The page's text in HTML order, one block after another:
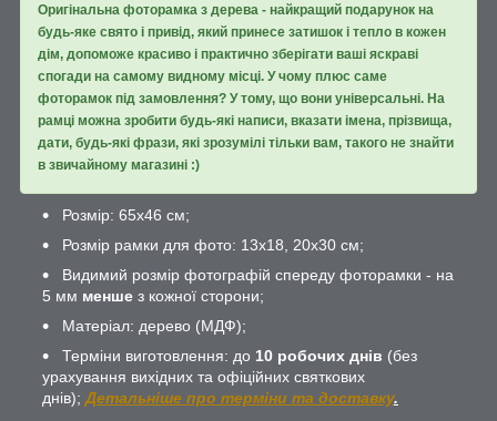
Оригінальна фоторамка з дерева - найкращий подарунок на
будь-яке свято і привід, який принесе затишок і тепло в кожен
дім, допоможе красиво і практично зберігати ваші яскраві
спогади на самому видному місці. У чому плюс саме
фоторамок під замовлення? У тому, що вони універсальні. На
рамці можна зробити будь-які написи, вказати імена, прізвища,
дати, будь-які фрази, які зрозумілі тільки вам, такого не знайти
в звичайному магазині :)
Розмір: 65х46 см;
Розмір рамки для фото: 13х18, 20х30 см;
Видимий розмір фотографій спереду фоторамки - на
5 мм менше з кожної сторони;
Матеріал: дерево (МДФ);
Терміни виготовлення: до 10 робочих днів (без
урахування вихідних та офіційних святкових
днів); Детальніше про терміни та доставку.